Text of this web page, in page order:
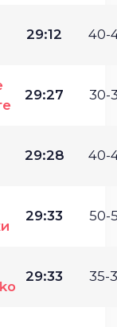
29:12 40-
29:27 30-
29:28 40-
29:33 50-
29:33 35-